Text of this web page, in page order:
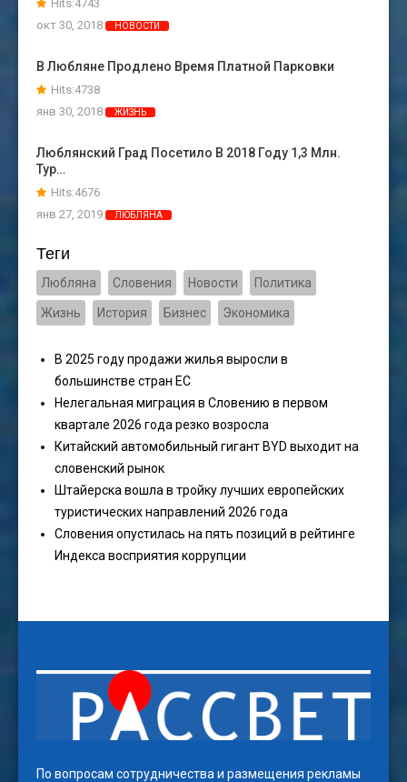
Hits:4743
окт 30, 2018
НОВОСТИ
В Любляне Продлено Время Платной Парковки
Hits:4738
янв 30, 2018
ЖИЗНЬ
Люблянский Град Посетило В 2018 Году 1,3 Млн.
Тур…
Hits:4676
янв 27, 2019
ЛЮБЛЯНА
Теги
Любляна Словения Новости Политика
Жизнь История Бизнес Экономика
В 2025 году продажи жилья выросли в
большинстве стран ЕС
Нелегальная миграция в Словению в первом
квартале 2026 года резко возросла
Китайский автомобильный гигант BYD выходит на
словенский рынок
Штайерска вошла в тройку лучших европейских
туристических направлений 2026 года
Словения опустилась на пять позиций в рейтинге
Индекса восприятия коррупции
По вопросам сотрудничества и размещения рекламы